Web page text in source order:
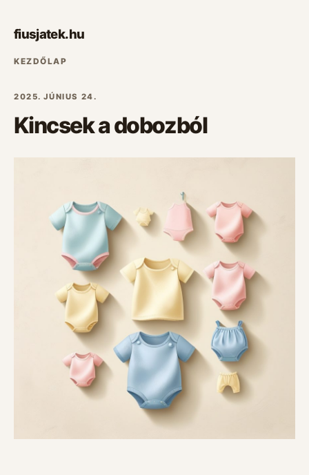
fiusjatek.hu
KEZDŐLAP
2025. JÚNIUS 24.
Kincsek a dobozból